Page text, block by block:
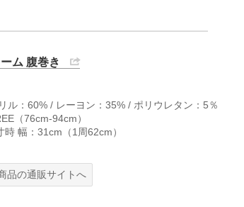
ム 腹巻き
ル：60% / レーヨン：35% / ポリウレタン：5％
（76cm-94cm）
時 幅：31cm（1周62cm）
品の通販サイトへ